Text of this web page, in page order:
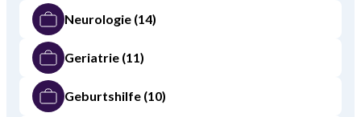
Neurologie (14)
Geriatrie (11)
Geburtshilfe (10)